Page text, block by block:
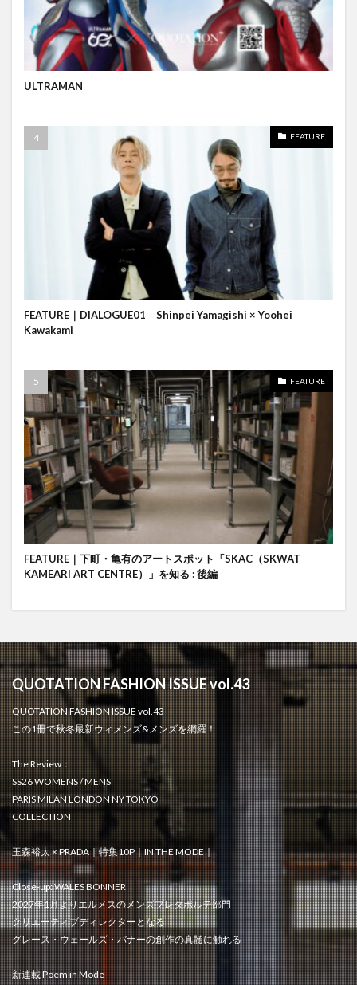
ULTRAMAN
FEATURE
FEATURE｜DIALOGUE01 Shinpei Yamagishi × Yoohei
Kawakami
FEATURE
FEATURE｜下町・亀有のアートスポット「SKAC（SKWAT
KAMEARI ART CENTRE）」を知る : 後編
QUOTATION FASHION ISSUE vol.43
QUOTATION FASHION ISSUE vol.43
この1冊で秋冬最新ウィメンズ&メンズを網羅！
The Review：
SS26 WOMENS / MENS
PARIS MILAN LONDON NY TOKYO
COLLECTION
玉森裕太 × PRADA｜特集10P｜IN THE MODE｜
Close-up: WALES BONNER
2027年1月よりエルメスのメンズプレタポルテ部門
クリエーティブディレクターとなる
グレース・ウェールズ・バナーの創作の真髄に触れる
新連載 Poem in Mode